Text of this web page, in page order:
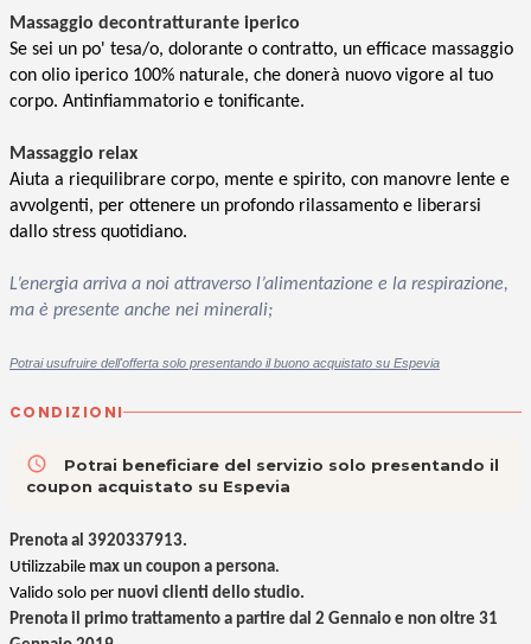
Massaggio decontratturante iperico
Se sei un po' tesa/o, dolorante o contratto, un efficace massaggio
con olio iperico 100% naturale, che donerà nuovo vigore al tuo
corpo. Antinfiammatorio e tonificante.
Massaggio relax
Aiuta a riequilibrare corpo, mente e spirito, con manovre lente e
avvolgenti, per ottenere un profondo rilassamento e liberarsi
dallo stress quotidiano.
L’energia arriva a noi attraverso l’alimentazione e la respirazione,
ma è presente anche nei minerali;
Potrai usufruire dell'offerta solo presentando il buono acquistato su Espevia
CONDIZIONI
access_time
Potrai beneficiare del servizio solo presentando il
coupon acquistato su Espevia
Prenota al 3920337913.
Utilizzabile max un coupon a persona.
Valido solo per nuovi clienti dello studio.
Prenota il primo trattamento a partire dal 2 Gennaio e non oltre 31